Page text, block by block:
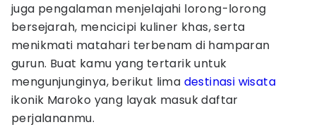
juga pengalaman menjelajahi lorong-lorong
bersejarah, mencicipi kuliner khas, serta
menikmati matahari terbenam di hamparan
gurun. Buat kamu yang tertarik untuk
mengunjunginya, berikut lima destinasi wisata
ikonik Maroko yang layak masuk daftar
perjalananmu.